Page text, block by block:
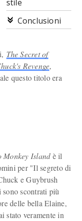
stile
Conclusioni
The Secret of
Revenge,
questo titolo era
Monkey Islandè il
per "Il segreto di
e Guybrush
sono scontrati più
delle bella Elaine,
stato veramente in